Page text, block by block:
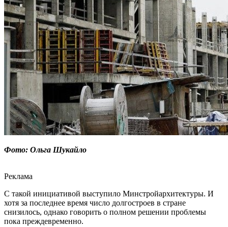
Фото: Ольга Шукайло
Реклама
С такой инициативой выступило Минстройархитектуры. И
хотя за последнее время число долгостроев в стране
снизилось, однако говорить о полном решении проблемы
пока преждевременно.